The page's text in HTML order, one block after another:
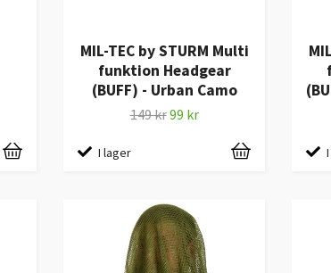
MIL-TEC by STURM Multi
funktion Headgear
(BUFF) - Urban Camo
149 kr99 kr
I lager